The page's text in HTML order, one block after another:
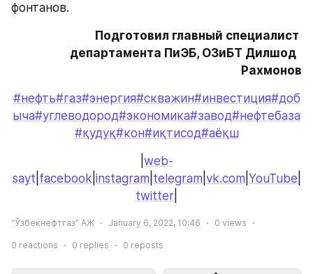
фонтанов.
Подготовил главный специалист
департамента ПиЭБ, ОЗиБТ Дилшод
Рахмонов
#нефть#газ#энергия#скважин#инвестиция#доб
ыча#углеводород#экономика#завод#нефтебаза
#қудуқ#кон#иқтисод#аёқш
web-
sayt facebook instagram telegram vk.com YouTube
twitter
“Ўзбекнефтгаз” АЖ January 6, 2022, 10:46 0 views
0 reactions 0 replies 0 reposts